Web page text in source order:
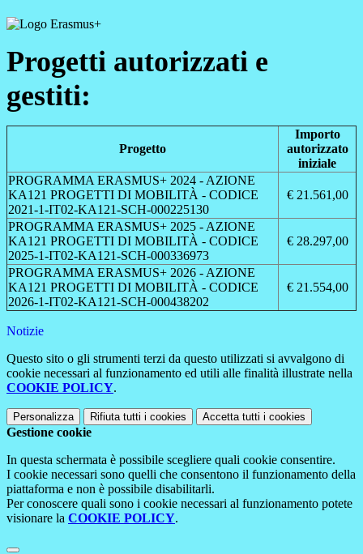
Progetti autorizzati e
gestiti:
Progetto
Importo
autorizzato
iniziale
PROGRAMMA ERASMUS+ 2024 - AZIONE
KA121 PROGETTI DI MOBILITÀ - CODICE
2021-1-IT02-KA121-SCH-000225130
€ 21.561,00
PROGRAMMA ERASMUS+ 2025 - AZIONE
KA121 PROGETTI DI MOBILITÀ - CODICE
2025-1-IT02-KA121-SCH-000336973
€ 28.297,00
PROGRAMMA ERASMUS+ 2026 - AZIONE
KA121 PROGETTI DI MOBILITÀ - CODICE
2026-1-IT02-KA121-SCH-000438202
€ 21.554,00
Notizie
Questo sito o gli strumenti terzi da questo utilizzati si avvalgono di
cookie necessari al funzionamento ed utili alle finalità illustrate nella
COOKIE POLICY.
Personalizza Rifiuta tutti i cookies Accetta tutti i cookies
Gestione cookie
In questa schermata è possibile scegliere quali cookie consentire.
I cookie necessari sono quelli che consentono il funzionamento della
piattaforma e non è possibile disabilitarli.
Per conoscere quali sono i cookie necessari al funzionamento potete
visionare la COOKIE POLICY.